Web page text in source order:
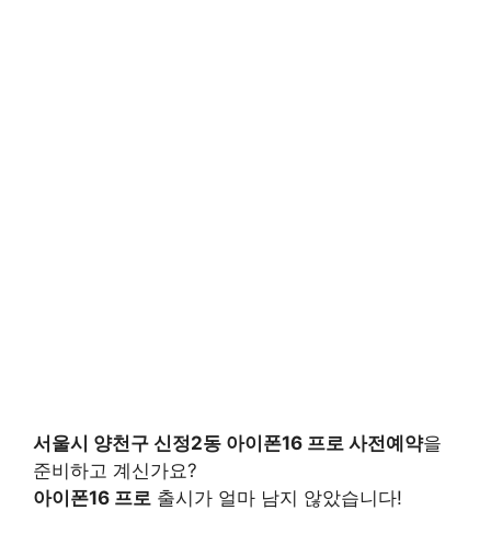
서울시 양천구 신정2동 아이폰16 프로 사전예약을
준비하고 계신가요?
아이폰16 프로 출시가 얼마 남지 않았습니다!